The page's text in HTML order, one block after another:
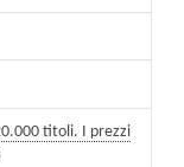
titoli. I prezzi